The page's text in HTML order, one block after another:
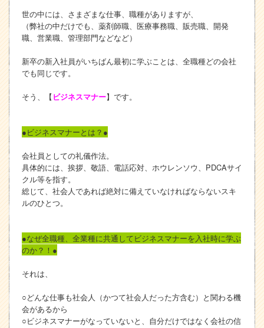
世の中には、さまざまな仕事、職種がありますが、
（弊社の中だけでも、薬剤師職、医療事務職、販売職、開発
職、営業職、管理部門などなど）
新卒の新入社員がいちばん最初に学ぶことは、全職種どの会社
でも同じです。
そう、 【ビジネスマナー】です。
●ビジネスマナーとは？●
会社員としての礼儀作法。
具体的には、挨拶、敬語、電話応対、ホウレンソウ、PDCAサイ
クル等を指す。
総じて、社会人であれば絶対に備えていなければならないスキ
ルのひとつ。
●なぜ全職種、全業種に共通してビジネスマナーを入社時に学ぶ
のか？！●
それは、
○どんな仕事も社会人（かつて社会人だった方含む）と関わる機
会があるから
○ビジネスマナーがなっていないと、自分だけではなく会社の信